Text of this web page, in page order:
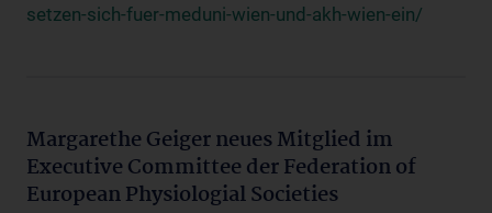
setzen-sich-fuer-meduni-wien-und-akh-wien-ein/
Margarethe Geiger neues Mitglied im
Executive Committee der Federation of
European Physiologial Societies